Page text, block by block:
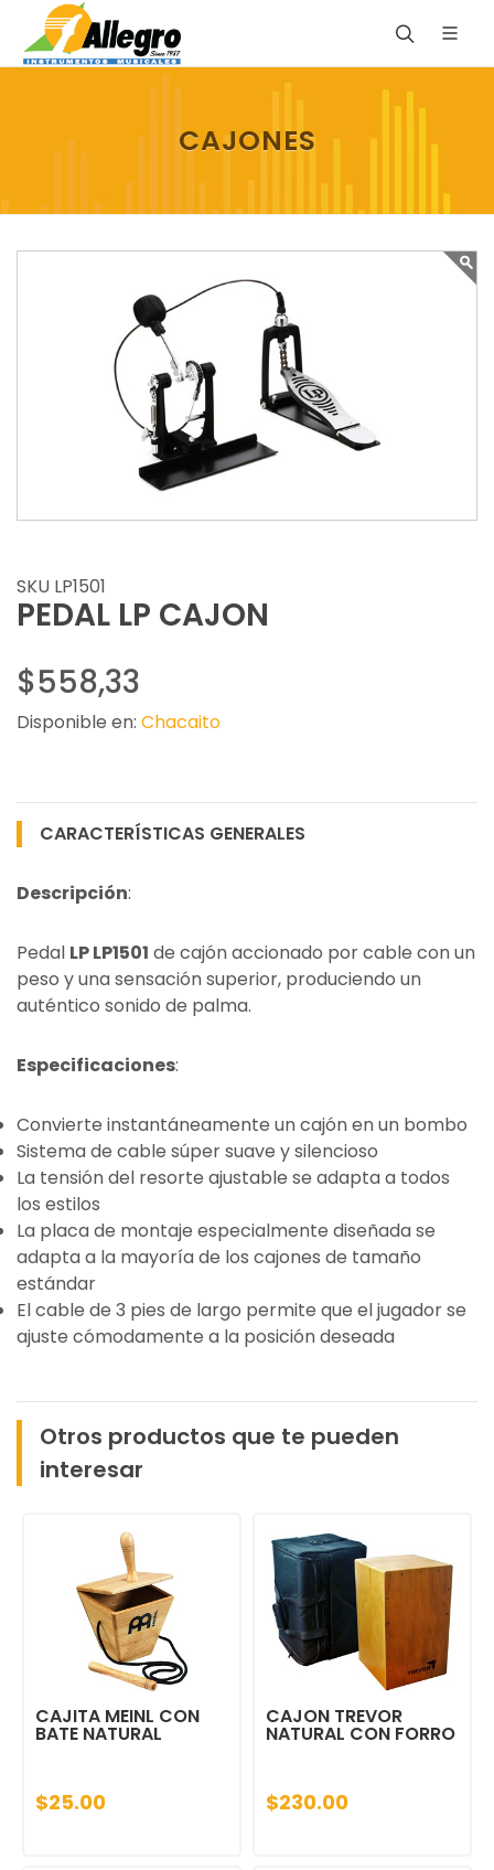
CAJONES
SKU LP1501
PEDAL LP CAJON
$558,33
Disponible en: Chacaito
CARACTERÍSTICAS GENERALES
Descripción:
Pedal LP LP1501 de cajón accionado por cable con un
peso y una sensación superior, produciendo un
auténtico sonido de palma.
Especificaciones:
Convierte instantáneamente un cajón en un bombo
Sistema de cable súper suave y silencioso
La tensión del resorte ajustable se adapta a todos
los estilos
La placa de montaje especialmente diseñada se
adapta a la mayoría de los cajones de tamaño
estándar
El cable de 3 pies de largo permite que el jugador se
ajuste cómodamente a la posición deseada
Otros productos que te pueden
interesar
CAJITA MEINL CON
BATE NATURAL
$25.00
CAJON TREVOR
NATURAL CON FORRO
$230.00